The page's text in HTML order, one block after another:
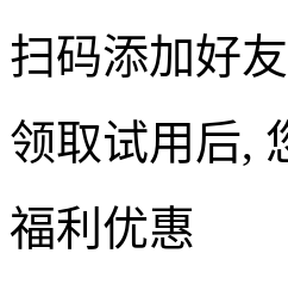
扫码添加好
领取试用后,
福利优惠